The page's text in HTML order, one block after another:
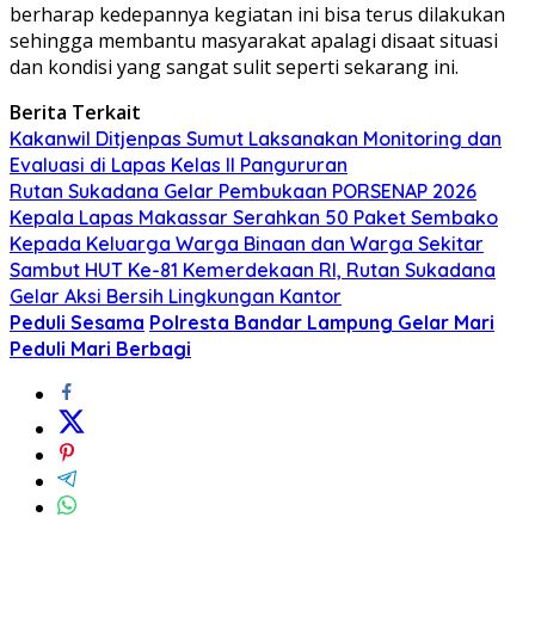
berharap kedepannya kegiatan ini bisa terus dilakukan
sehingga membantu masyarakat apalagi disaat situasi
dan kondisi yang sangat sulit seperti sekarang ini.
Berita Terkait
Kakanwil Ditjenpas Sumut Laksanakan Monitoring dan
Evaluasi di Lapas Kelas ll Pangururan
Rutan Sukadana Gelar Pembukaan PORSENAP 2026
Kepala Lapas Makassar Serahkan 50 Paket Sembako
Kepada Keluarga Warga Binaan dan Warga Sekitar
Sambut HUT Ke-81 Kemerdekaan RI, Rutan Sukadana
Gelar Aksi Bersih Lingkungan Kantor
Peduli Sesama Polresta Bandar Lampung Gelar Mari
Peduli Mari Berbagi